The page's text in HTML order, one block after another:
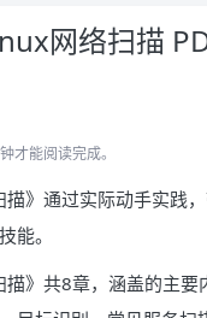
网络扫描
才能阅读完成。
描》通过实际动手实践
能。
描》共8章，涵盖的主